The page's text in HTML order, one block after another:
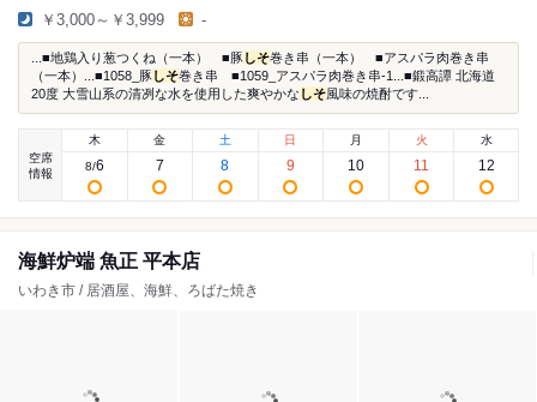
￥3,000～￥3,999 -
...■地鶏入り葱つくね（一本） ■豚 しそ巻き串（一本） ■アスパラ肉巻き串
（一本）...■1058_豚 しそ巻き串 ■1059_アスパラ肉巻き串-1...■鍛高譚 北海道
20度 大雪山系の清冽な水を使用した爽やかな しそ風味の焼酎です...
空席
情報
木
8/6
金
7
土
8
日
9
月
10
火
11
水
12
海鮮炉端 魚正 平本店
いわき市 / 居酒屋、海鮮、ろばた焼き